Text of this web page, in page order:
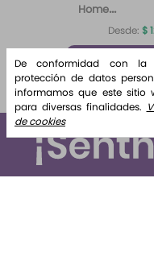
Home
Fragrance
Algodón
Fragrance
Algodón 220
ml Etq.
Atardecer
Desde: $
¡Lo quiero!
De conformidad con la
protección de datos
informamos que este sitio
para diversas finalidades.
de cookies